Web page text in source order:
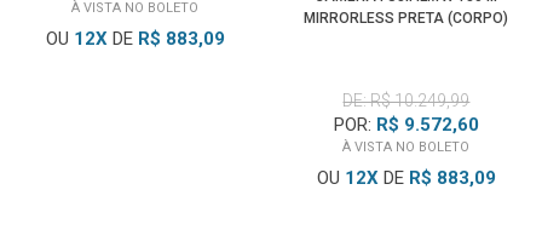
À VISTA NO BOLETO
OU 12XDE R$ 883,09
MIRRORLESS PRETA (CORPO)
DE: R$ 10.249,99
POR: R$ 9.572,60
À VISTA NO BOLETO
OU 12XDE R$ 883,09